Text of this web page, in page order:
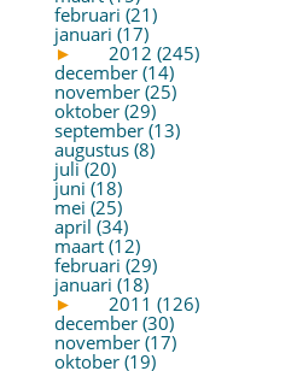
februari (21)
januari (17)
►
2012 (245)
december (14)
november (25)
oktober (29)
september (13)
augustus (8)
juli (20)
juni (18)
mei (25)
april (34)
maart (12)
februari (29)
januari (18)
►
2011 (126)
december (30)
november (17)
oktober (19)